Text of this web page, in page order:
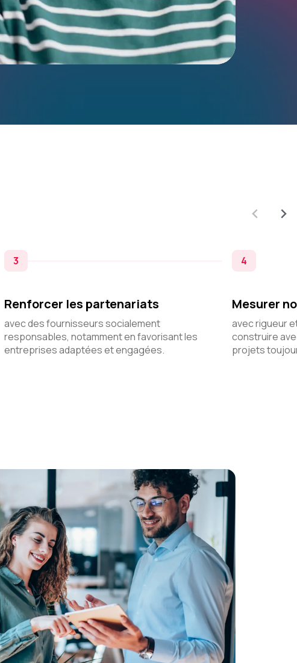
3
Renforcer les partenariats
avec des fournisseurs socialement
responsables, notamment en favorisant les
entreprises adaptées et engagées.
4
Mesurer
avec rigueur
construire
projets